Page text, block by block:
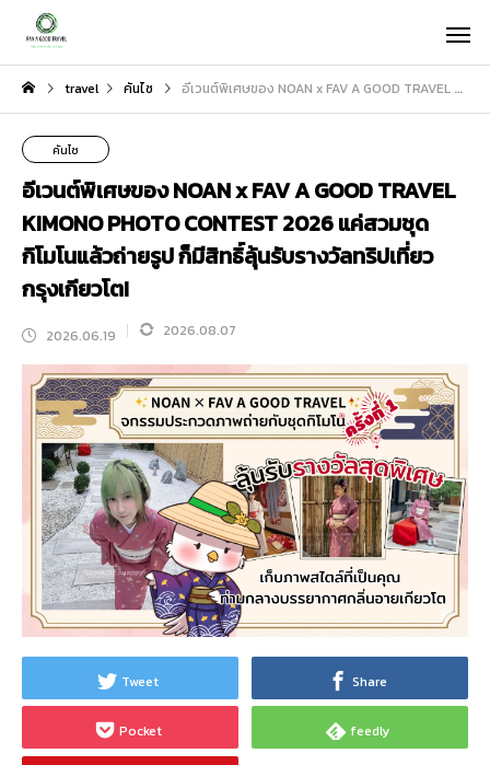
travel คันไซ อีเวนต์พิเศษของ NOAN x FAV A GOOD TRAVEL KIMONO PHOTO CONTEST 2026 แค่สวมชุดกิโมโนแล้วถ่ายรูป ก็มีสิทธิ์ลุ้นรับรางวัลทริปเที่ยวกรุงเกียวโต!
คันไซ
อีเวนต์พิเศษของ NOAN x FAV A GOOD TRAVEL
KIMONO PHOTO CONTEST 2026 แค่สวมชุด
กิโมโนแล้วถ่ายรูป ก็มีสิทธิ์ลุ้นรับรางวัลทริปเที่ยว
กรุงเกียวโต!
2026.06.19 2026.08.07
Tweet Share
Pocket feedly